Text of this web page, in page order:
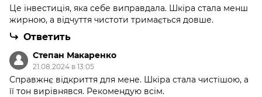
Це інвестиція, яка себе виправдала. Шкіра стала менш
жирною, а відчуття чистоти тримається довше.
Ответить
Степан Макаренко
21.08.2024 в 13:05
Справжнє відкриття для мене. Шкіра стала чистішою, а
її тон вирівнявся. Рекомендую всім.